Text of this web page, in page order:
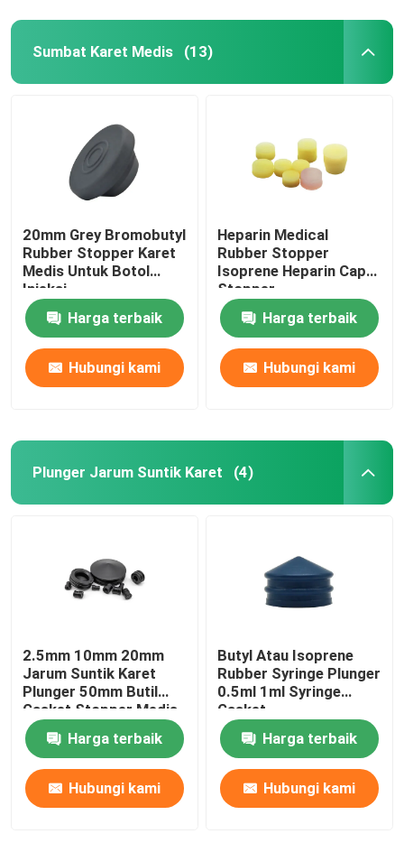
Sumbat Karet Medis (13)
20mm Grey Bromobutyl
Rubber Stopper Karet
Medis Untuk Botol
Injeksi
Harga terbaik
Hubungi kami
Heparin Medical
Rubber Stopper
Isoprene Heparin Cap
Stopper
Harga terbaik
Hubungi kami
Plunger Jarum Suntik Karet (4)
2.5mm 10mm 20mm
Jarum Suntik Karet
Plunger 50mm Butil
Gasket Stopper Medis
Harga terbaik
Hubungi kami
Butyl Atau Isoprene
Rubber Syringe Plunger
0.5ml 1ml Syringe
Gasket
Harga terbaik
Hubungi kami